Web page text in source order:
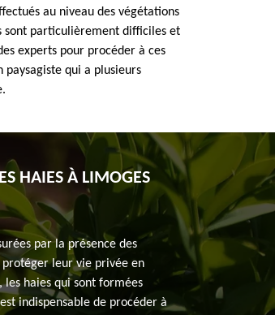
au niveau des végétations
sont particulièrement difficiles et
experts pour procéder à ces
qui a plusieurs
HAIES À LIMOGES
par la présence des
leur vie privée en
les haies qui sont formées
indispensable de procéder à